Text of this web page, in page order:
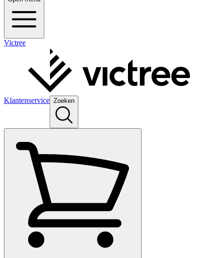
Victree
Klantenservice Zoeken